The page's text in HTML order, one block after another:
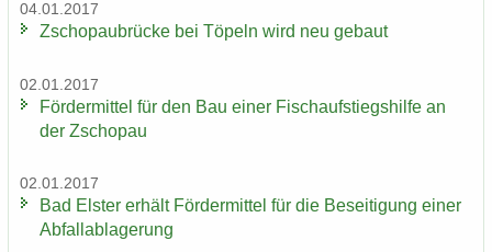
04.01.2017
Zscho­pau­brü­cke bei Tö­peln wird neu ge­baut
02.01.2017
För­der­mit­tel für den Bau einer Fisch­auf­stiegs­hil­fe an
der Zscho­pau
02.01.2017
Bad Els­ter er­hält För­der­mit­tel für die Be­sei­ti­gung einer
Ab­fall­ab­la­ge­rung